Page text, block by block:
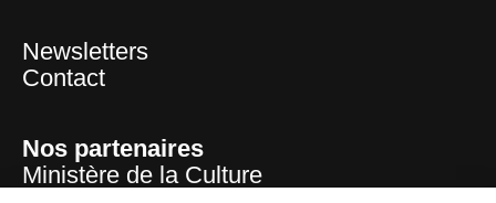
Newsletters
Contact
Nos partenaires
Ministère de la Culture